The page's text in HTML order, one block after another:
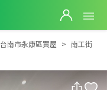
南工街整新四套房店住
台南市永康區買屋
南工街